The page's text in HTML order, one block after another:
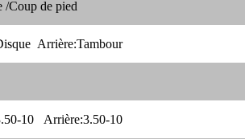
/Coup de pied
Arrière:Tambour
10 Arrière:3.50-10